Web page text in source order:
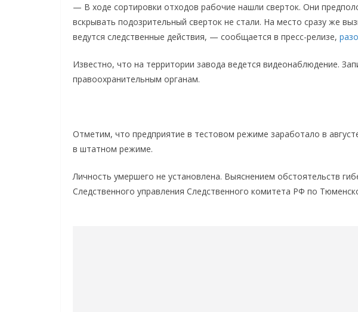
— В ходе сортировки отходов рабочие нашли сверток. Они
вскрывать подозрительный сверток не стали. На место сразу же
ведутся следственные действия, — сообщается в пресс-релизе,
Известно, что на территории завода ведется видеонаблюдение.
правоохранительным органам.
Отметим, что предприятие в тестовом режиме заработало в
в штатном режиме.
Личность умершего не установлена. Выяснением обстоятельств
Следственного управления Следственного комитета РФ по